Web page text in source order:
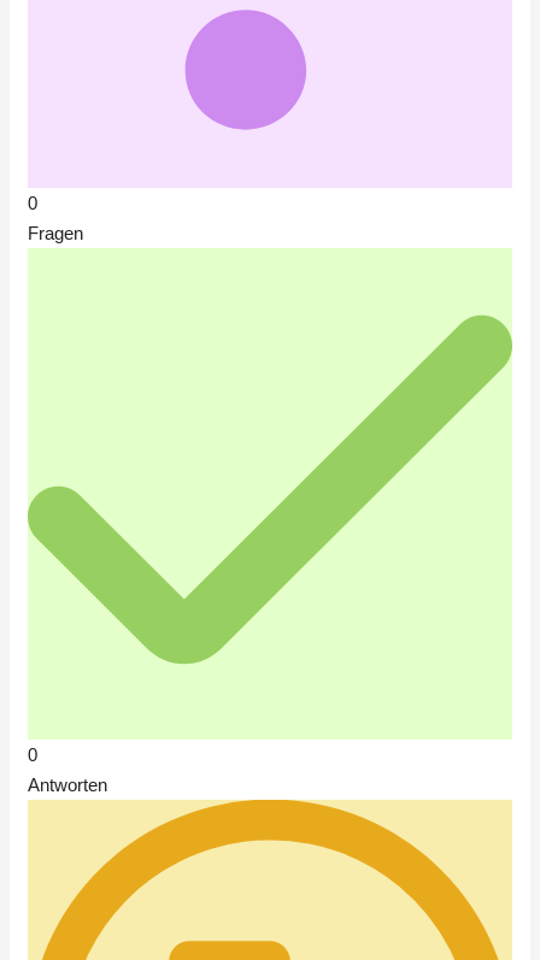
0
Fragen
0
Antworten